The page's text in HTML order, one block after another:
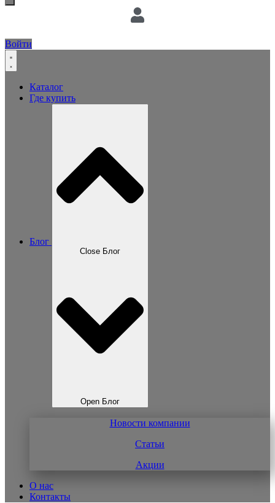
Войти
Каталог
Где купить
Блог
Close Блог
Open Блог
Новости компании
Статьи
Акции
О нас
Контакты